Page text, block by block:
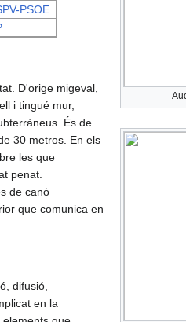
PSOE
D'orige migeval,
i tingué mur,
És de
30 metros. En els
les que
penat.
de canó
que comunica en
difusió,
en la